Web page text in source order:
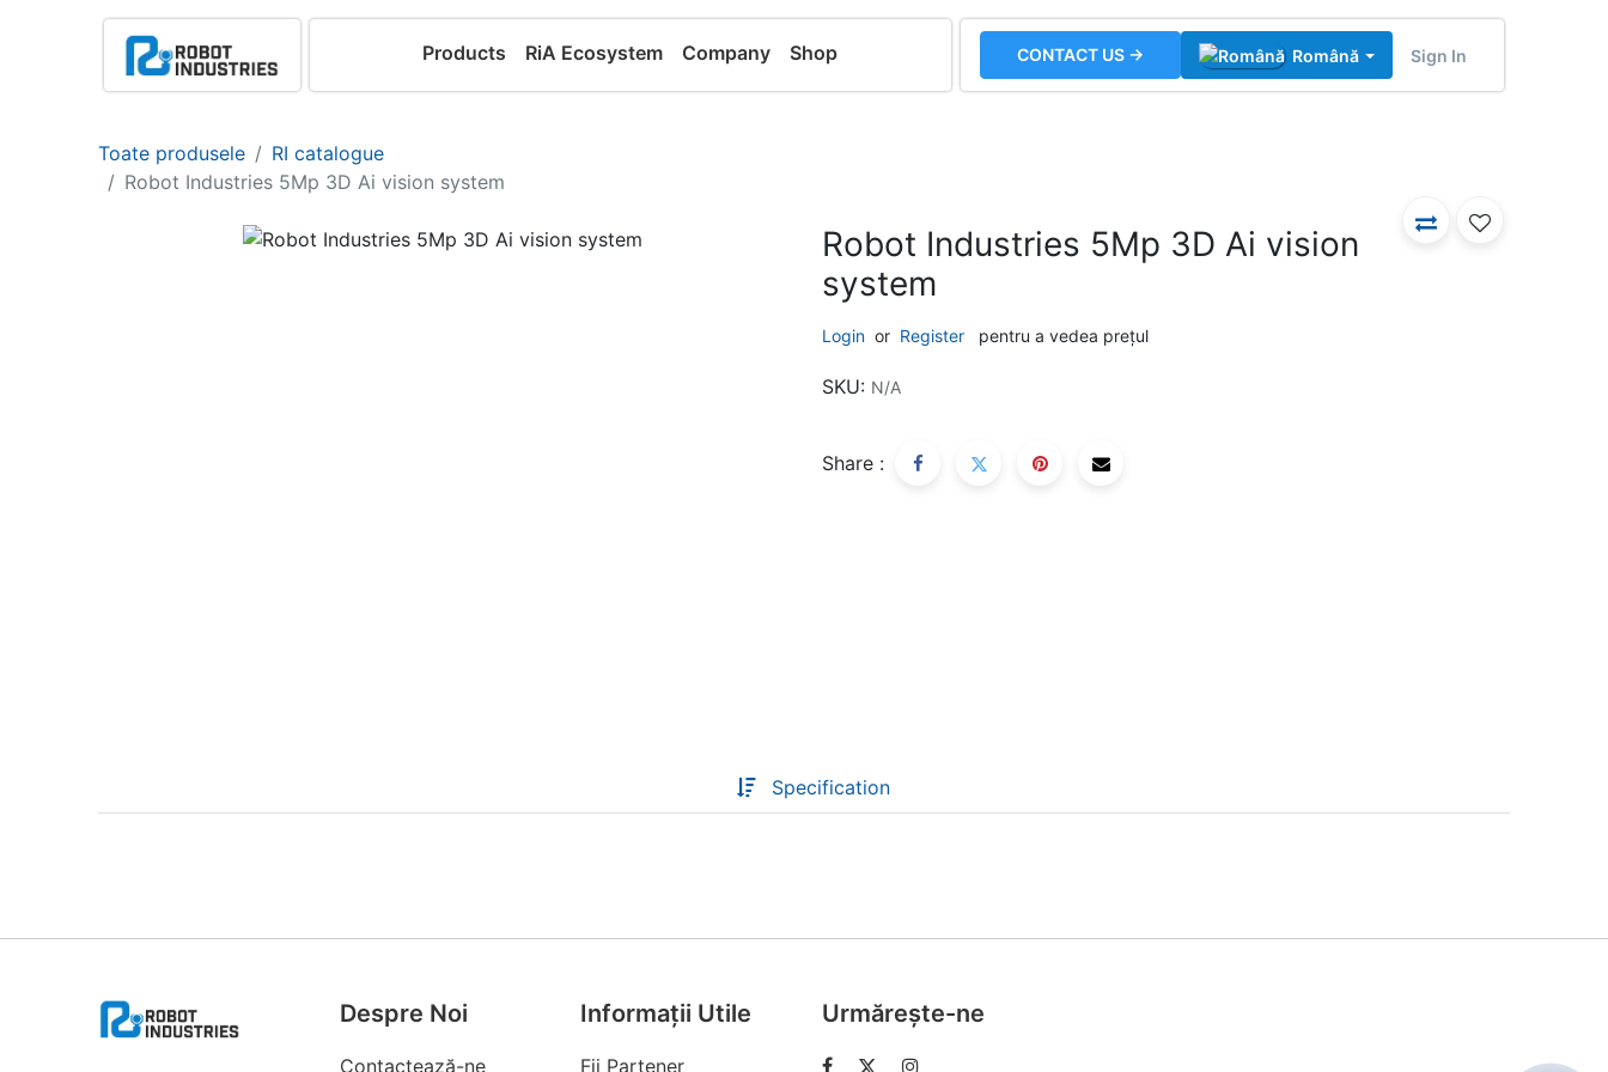
Products RiA Ecosystem Company Shop CONTACT US → Română Sign In
Toate produsele
RI catalogue
Robot Industries 5Mp 3D Ai vision system
Robot Industries 5Mp 3D Ai vision
system
Login or Register pentru a vedea prețul
SKU: N/A
Share :
Specification
Despre Noi
Contactează-ne
Informații Utile
Fii Partener
Urmărește-ne
Scalabil de la 1 robot la zeci de unități